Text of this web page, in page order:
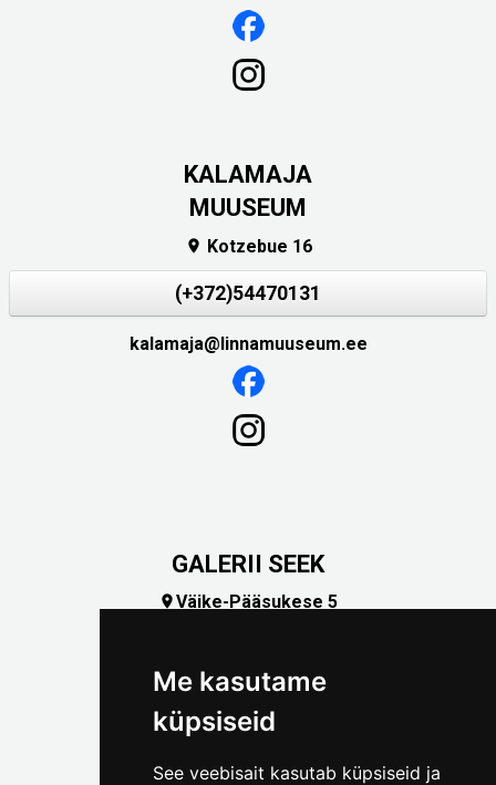
Me kasutame
küpsiseid
See veebisait kasutab küpsiseid ja
KALAMAJA
MUUSEUM
 Kotzebue 16
(+372)54470131
kalamaja@linnamuuseum.ee
GALERII SEEK
Väike-Pääsukese 5